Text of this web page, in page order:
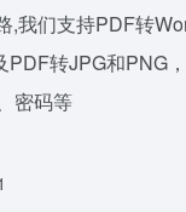
,我们支持PDF转
PDF转JPG和PNG
密码等